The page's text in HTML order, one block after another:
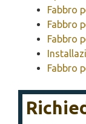
Fabbro
Fabbro
Fabbro
Fabbro